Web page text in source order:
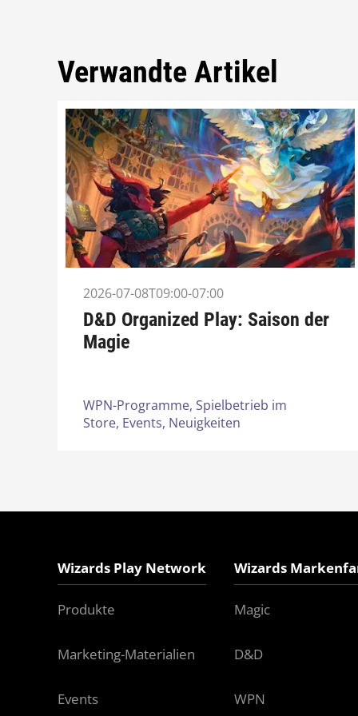
Verwandte Artikel
2026-07-08T09:00-07:00
D&D Organized Play: Saison der
Magie
WPN-Programme, Spielbetrieb im
Store, Events, Neuigkeiten
Wizards Play Network
Produkte
Marketing-Materialien
Events
Wizards
Magic
D&D
WPN